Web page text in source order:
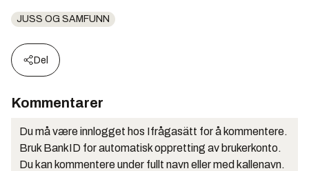
JUSS OG SAMFUNN
Del
Kommentarer
Du må være innlogget hos Ifrågasätt for å kommentere.
Bruk BankID for automatisk oppretting av brukerkonto.
Du kan kommentere under fullt navn eller med kallenavn.